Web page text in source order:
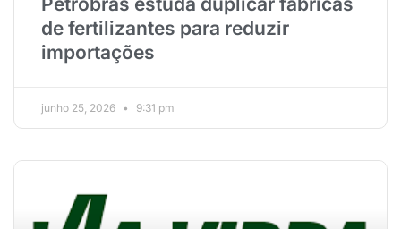
de fertilizantes para reduzir
importações
junho 25, 2026 9:31 pm